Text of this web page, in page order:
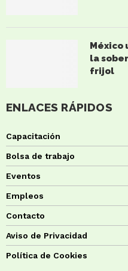
ENLACES RÁPIDOS
Capacitación
Bolsa de trabajo
Eventos
Empleos
Contacto
Aviso de Privacidad
Política de Cookies
México
la
frijol